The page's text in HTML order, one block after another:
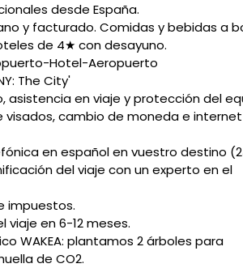
desde España.
y facturado. Comidas y bebidas a
de 4★ con desayuno.
Hotel-Aeropuerto
The City'
asistencia en viaje y protección del
visados, cambio de moneda e
en español en vuestro destino
del viaje con un experto en el
impuestos.
viaje en 6-12 meses.
WAKEA: plantamos 2 árboles para
de CO2.